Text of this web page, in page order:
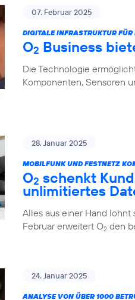
07. Februar 2025
DIGITALE INFRASTRUKTUR
O2 Business
Die Technologie
Komponenten, Sensoren
28. Januar 2025
MOBILFUNK UND FESTNETZ
O2 schenkt
unlimitiertes
Alles aus einer Hand lohnt
Februar erweitert O2 den
24. Januar 2025
ANALYSE VON ÜBER 1000